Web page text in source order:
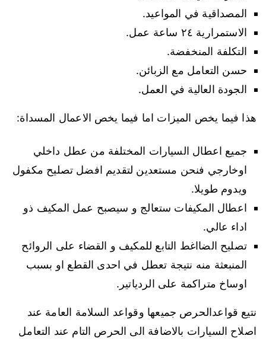
المصداقية في المواعيد.
الاستمرارية ٢٤ ساعة عمل.
التكلفة المنخفضة.
حسن التعامل مع الزبائن.
الجودة العالية في العمل.
هذا فيما يخص الميزات اما فيما يخص الاعمال المسداة:
جميع اعطال السيارات المختلفة من عطل داخلي
اوخارجي فنحن مستعدين لتقديم افضل تصليح مكفول
ويدوم طويلا.
اعطال المكيفات ستعالج و سيصبح عمل المكيف ذو
اداء عالي.
تصليح الضااغط التابع للمكيف و القضاء على الروائح
المنبعثة منه نتيجة تعطل في احدى القطع او بسبب
اوساخ متراكمة على الردياتير.
نتيع قواعدالحرص جميعها وقواعد السلامة العامة عند
اصلاح السيارات بالاضافة الى الحرص التام عند التعامل